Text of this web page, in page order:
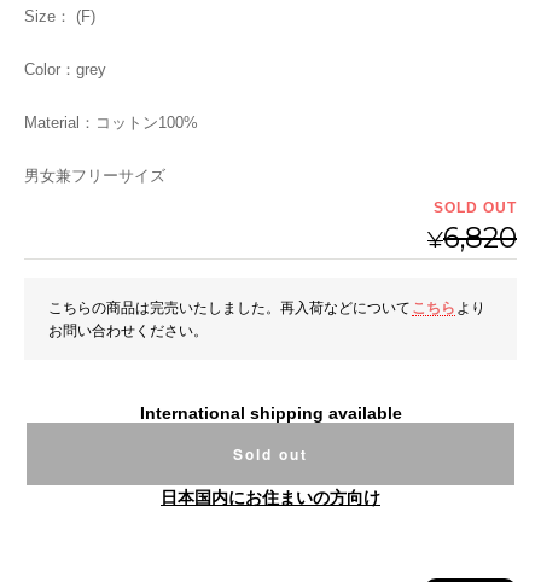
Size： (F)
Color：grey
Material：コットン100%
男女兼フリーサイズ
SOLD OUT
¥6,820
こちらの商品は完売いたしました。再入荷などについて こちら より
お問い合わせください。
International shipping available
Sold out
日本国内にお住まいの方向け